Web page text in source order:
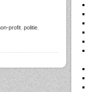
profit politie